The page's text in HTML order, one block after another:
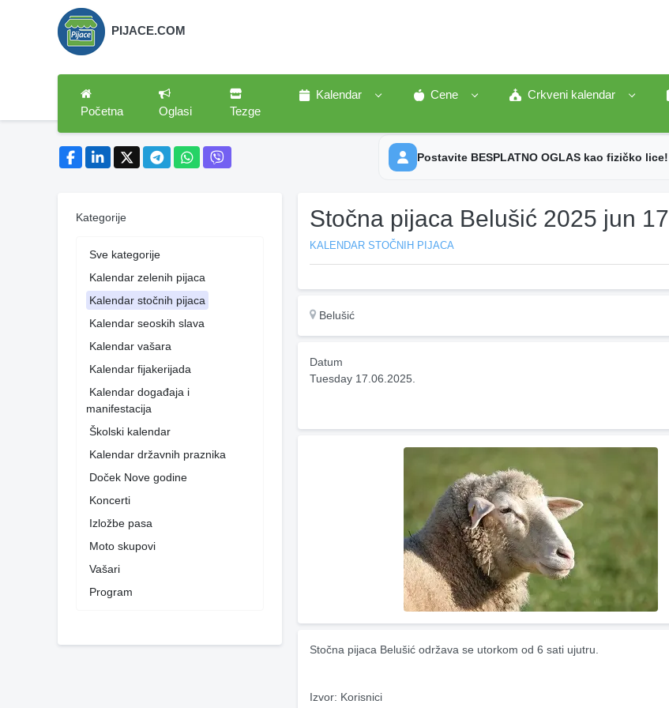
PIJACE.COM
Početna Oglasi Tezge
Kalendar Cene Crkveni kalendar
Postavite BESPLATNO OGLAS kao fizičko lice!
Kategorije
Sve kategorije
Kalendar zelenih pijaca
Kalendar stočnih pijaca
Kalendar seoskih slava
Kalendar vašara
Kalendar fijakerijada
Kalendar događaja i
manifestacija
Školski kalendar
Kalendar državnih praznika
Doček Nove godine
Koncerti
Izložbe pasa
Moto skupovi
Vašari
Program
Stočna pijaca Belušić 2025 jun 17
KALENDAR STOČNIH PIJACA
Belušić
Datum
Tuesday 17.06.2025.
Stočna pijaca Belušić održava se utorkom od 6 sati ujutru.
Izvor: Korisnici